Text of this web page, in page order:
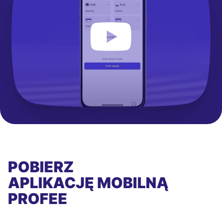
POBIERZ
APLIKACJĘ MOBILNĄ
PROFEE